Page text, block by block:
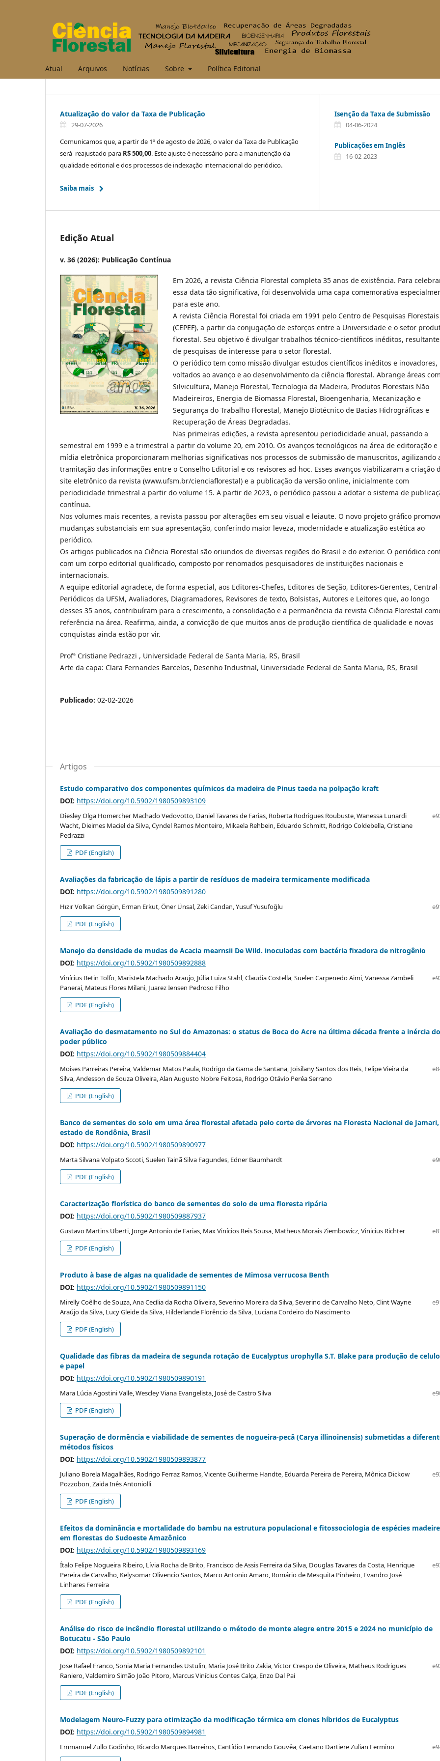
Atual Arquivos Notícias Sobre Política Editorial
Atualização do valor da Taxa de Publicação
29-07-2026
Comunicamos que, a partir de 1º de agosto de 2026, o valor da Taxa de Publicação
será reajustado para R$ 500,00. Este ajuste é necessário para a manutenção da
qualidade editorial e dos processos de indexação internacional do periódico.
Saiba mais
Isenção da Taxa de Submissão
04-06-2024
Publicações em Inglês
16-02-2023
Edição Atual
v. 36 (2026): Publicação Contínua
Em 2026, a revista Ciência Florestal completa 35 anos de existência. Para
essa data tão significativa, foi desenvolvida uma capa comemorativa
para este ano.
A revista Ciência Florestal foi criada em 1991 pelo Centro de Pesquisas Florestais
(CEPEF), a partir da conjugação de esforços entre a Universidade e o setor
florestal. Seu objetivo é divulgar trabalhos técnico-científicos inéditos,
de pesquisas de interesse para o setor florestal.
O periódico tem como missão divulgar estudos científicos inéditos e inovadores,
voltados ao avanço e ao desenvolvimento da ciência florestal. Abrange áreas
Silvicultura, Manejo Florestal, Tecnologia da Madeira, Produtos Florestais Não
Madeireiros, Energia de Biomassa Florestal, Bioengenharia, Mecanização e
Segurança do Trabalho Florestal, Manejo Biotécnico de Bacias Hidrográficas e
Recuperação de Áreas Degradadas.
Nas primeiras edições, a revista apresentou periodicidade anual, passando a
semestral em 1999 e a trimestral a partir do volume 20, em 2010. Os avanços tecnológicos na área de editoração e
mídia eletrônica proporcionaram melhorias significativas nos processos de submissão de manuscritos, agilizando
tramitação das informações entre o Conselho Editorial e os revisores ad hoc. Esses avanços viabilizaram a criação
site eletrônico da revista (www.ufsm.br/cienciaflorestal) e a publicação da versão online, inicialmente com
periodicidade trimestral a partir do volume 15. A partir de 2023, o periódico passou a adotar o sistema de
contínua.
Nos volumes mais recentes, a revista passou por alterações em seu visual e leiaute. O novo projeto gráfico
mudanças substanciais em sua apresentação, conferindo maior leveza, modernidade e atualização estética ao
periódico.
Os artigos publicados na Ciência Florestal são oriundos de diversas regiões do Brasil e do exterior. O periódico
com um corpo editorial qualificado, composto por renomados pesquisadores de instituições nacionais e
internacionais.
A equipe editorial agradece, de forma especial, aos Editores-Chefes, Editores de Seção, Editores-Gerentes, Central
Periódicos da UFSM, Avaliadores, Diagramadores, Revisores de texto, Bolsistas, Autores e Leitores que, ao longo
desses 35 anos, contribuíram para o crescimento, a consolidação e a permanência da revista Ciência Florestal
referência na área. Reafirma, ainda, a convicção de que muitos anos de produção científica de qualidade e novas
conquistas ainda estão por vir.
Profª Cristiane Pedrazzi , Universidade Federal de Santa Maria, RS, Brasil
Arte da capa: Clara Fernandes Barcelos, Desenho Industrial, Universidade Federal de Santa Maria, RS, Brasil
Publicado: 02-02-2026
Artigos
Estudo comparativo dos componentes químicos da madeira de Pinus taeda na polpação kraft
DOI: https://doi.org/10.5902/1980509893109
Diesley Olga Homercher Machado Vedovotto, Daniel Tavares de Farias, Roberta Rodrigues Roubuste, Wanessa Lunardi
Wacht, Dieimes Maciel da Silva, Cyndel Ramos Monteiro, Mikaela Rehbein, Eduardo Schmitt, Rodrigo Coldebella, Cristiane
Pedrazzi
PDF (English)
Avaliações da fabricação de lápis a partir de resíduos de madeira termicamente modificada
DOI: https://doi.org/10.5902/1980509891280
Hızır Volkan Görgün, Erman Erkut, Öner Ünsal, Zeki Candan, Yusuf Yusufoğlu
PDF (English)
Manejo da densidade de mudas de Acacia mearnsii De Wild. inoculadas com bactéria fixadora de nitrogênio
DOI: https://doi.org/10.5902/1980509892888
Vinícius Betin Tolfo, Maristela Machado Araujo, Júlia Luiza Stahl, Claudia Costella, Suelen Carpenedo Aimi, Vanessa Zambeli
Panerai, Mateus Flores Milani, Juarez Iensen Pedroso Filho
PDF (English)
Avaliação do desmatamento no Sul do Amazonas: o status de Boca do Acre na última década frente a inércia do
poder público
DOI: https://doi.org/10.5902/1980509884404
Moises Parreiras Pereira, Valdemar Matos Paula, Rodrigo da Gama de Santana, Joisilany Santos dos Reis, Felipe Vieira da
Silva, Andesson de Souza Oliveira, Alan Augusto Nobre Feitosa, Rodrigo Otávio Peréa Serrano
PDF (English)
Banco de sementes do solo em uma área florestal afetada pelo corte de árvores na Floresta Nacional de Jamari,
estado de Rondônia, Brasil
DOI: https://doi.org/10.5902/1980509890977
Marta Silvana Volpato Sccoti, Suelen Tainã Silva Fagundes, Edner Baumhardt
PDF (English)
Caracterização florística do banco de sementes do solo de uma floresta ripária
DOI: https://doi.org/10.5902/1980509887937
Gustavo Martins Uberti, Jorge Antonio de Farias, Max Vinícios Reis Sousa, Matheus Morais Ziembowicz, Vinicius Richter
PDF (English)
Produto à base de algas na qualidade de sementes de Mimosa verrucosa Benth
DOI: https://doi.org/10.5902/1980509891150
Mirelly Coêlho de Souza, Ana Cecília da Rocha Oliveira, Severino Moreira da Silva, Severino de Carvalho Neto, Clint Wayne
Araújo da Silva, Lucy Gleide da Silva, Hilderlande Florêncio da Silva, Luciana Cordeiro do Nascimento
PDF (English)
Qualidade das fibras da madeira de segunda rotação de Eucalyptus urophylla S.T. Blake para produção de
e papel
DOI: https://doi.org/10.5902/1980509890191
Mara Lúcia Agostini Valle, Wescley Viana Evangelista, José de Castro Silva
PDF (English)
Superação de dormência e viabilidade de sementes de nogueira-pecã (Carya illinoinensis) submetidas a
métodos físicos
DOI: https://doi.org/10.5902/1980509893877
Juliano Borela Magalhães, Rodrigo Ferraz Ramos, Vicente Guilherme Handte, Eduarda Pereira de Pereira, Mônica Dickow
Pozzobon, Zaida Inês Antoniolli
PDF (English)
Efeitos da dominância e mortalidade do bambu na estrutura populacional e fitossociologia de espécies
em florestas do Sudoeste Amazônico
DOI: https://doi.org/10.5902/1980509893169
Ítalo Felipe Nogueira Ribeiro, Lívia Rocha de Brito, Francisco de Assis Ferreira da Silva, Douglas Tavares da Costa, Henrique
Pereira de Carvalho, Kelysomar Olivencio Santos, Marco Antonio Amaro, Romário de Mesquita Pinheiro, Evandro José
Linhares Ferreira
PDF (English)
Análise do risco de incêndio florestal utilizando o método de monte alegre entre 2015 e 2024 no município de
Botucatu - São Paulo
DOI: https://doi.org/10.5902/1980509892101
Jose Rafael Franco, Sonia Maria Fernandes Ustulin, Maria José Brito Zakia, Victor Crespo de Oliveira, Matheus Rodrigues
Raniero, Valdemiro Simão João Pitoro, Marcus Vinícius Contes Calça, Enzo Dal Pai
PDF (English)
Modelagem Neuro-Fuzzy para otimização da modificação térmica em clones híbridos de Eucalyptus
DOI: https://doi.org/10.5902/1980509894981
Emmanuel Zullo Godinho, Ricardo Marques Barreiros, Cantídio Fernando Gouvêa, Caetano Dartiere Zulian Fermino